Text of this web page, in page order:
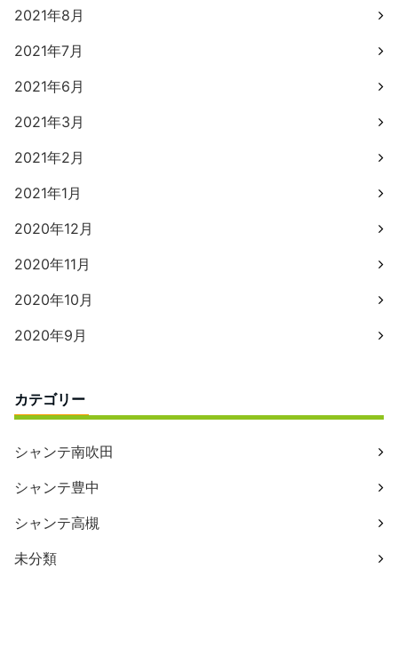
2021年8月
2021年7月
2021年6月
2021年3月
2021年2月
2021年1月
2020年12月
2020年11月
2020年10月
2020年9月
カテゴリー
シャンテ南吹田
シャンテ豊中
シャンテ高槻
未分類